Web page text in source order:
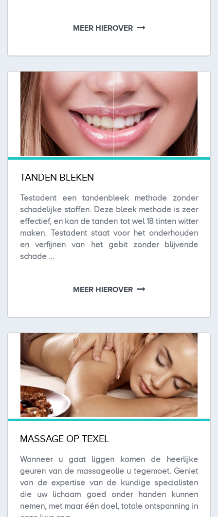
MEER HIEROVER
TANDEN BLEKEN
Testadent een tandenbleek methode zonder
schadelijke stoffen. Deze bleek methode is zeer
effectief, en kan de tanden tot wel 18 tinten witter
maken. Testadent staat voor het onderhouden
en verfijnen van het gebit zonder blijvende
schade ...
MEER HIEROVER
MASSAGE OP TEXEL
Wanneer u gaat liggen komen de heerlijke
geuren van de massageolie u tegemoet. Geniet
van de expertise van de kundige specialisten
die uw lichaam goed onder handen kunnen
nemen, met maar één doel, totale ontspanning in